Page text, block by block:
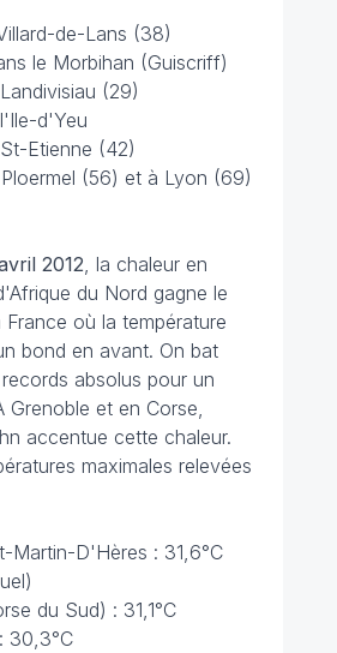
de-Lans (38)
le Morbihan (Guiscriff)
(29)
d'Yeu
Etienne (42)
(56) et à Lyon (69)
2012 , la chaleur en
du Nord gagne le
où la température
bond en avant. On bat
absolus pour un
Grenoble et en Corse,
accentue cette chaleur.
maximales relevées
Martin-D'Hères : 31,6°C
du Sud) : 31,1°C
30,3°C